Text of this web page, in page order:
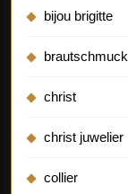
bijou brigitte
brautschmuck
christ
christ juwelier
collier